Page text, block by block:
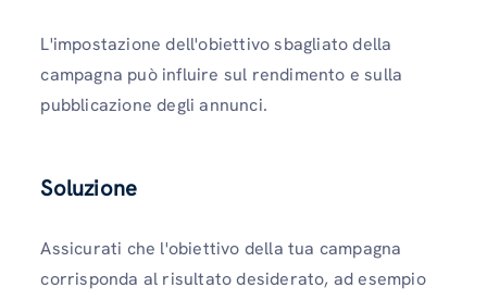
L'impostazione dell'obiettivo sbagliato della
campagna può influire sul rendimento e sulla
pubblicazione degli annunci.
Soluzione
Assicurati che l'obiettivo della tua campagna
corrisponda al risultato desiderato, ad esempio